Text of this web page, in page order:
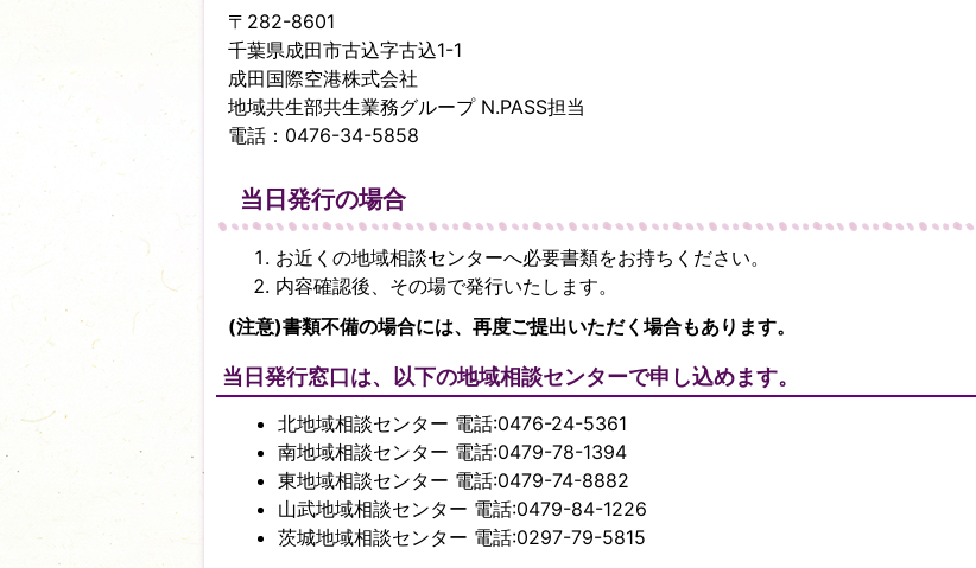
〒282-8601
千葉県成田市古込字古込1-1
成田国際空港株式会社
地域共生部共生業務グループ N.PASS担当
電話：0476-34-5858
当日発行の場合
お近くの地域相談センターへ必要書類をお持ちください。
内容確認後、その場で発行いたします。
(注意)書類不備の場合には、再度ご提出いただく場合もあります。
当日発行窓口は、以下の地域相談センターで申し込めます。
北地域相談センター 電話:0476-24-5361
南地域相談センター 電話:0479-78-1394
東地域相談センター 電話:0479-74-8882
山武地域相談センター 電話:0479-84-1226
茨城地域相談センター 電話:0297-79-5815